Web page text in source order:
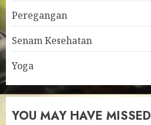
Peregangan
Senam Kesehatan
Yoga
YOU MAY HAVE MISSED